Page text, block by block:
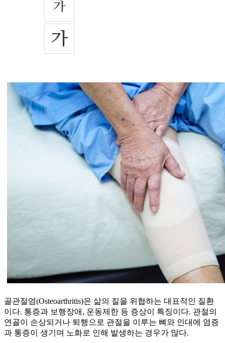
골관절염(Osteoarthritis)은 삶의 질을 위협하는 대표적인 질환
이다. 통증과 보행장애, 운동제한 등 증상이 특징이다. 관절의
연골이 손상되거나 퇴행으로 관절을 이루는 뼈와 인대에 염증
과 통증이 생기며 노화로 인해 발생하는 경우가 많다.